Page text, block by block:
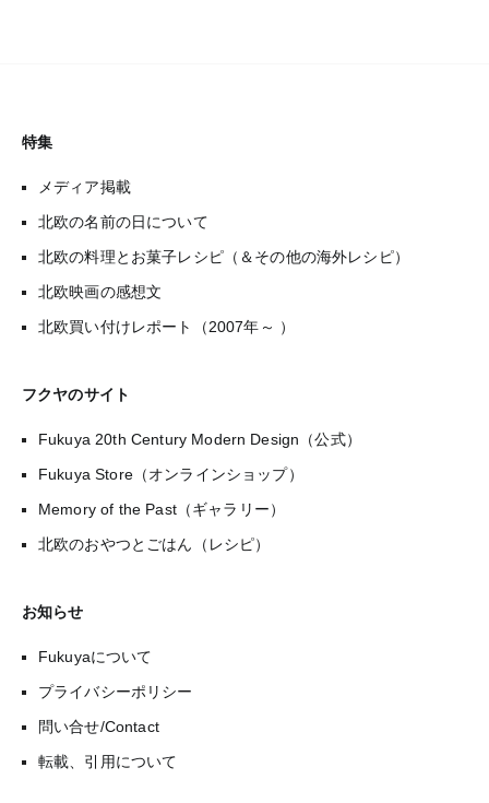
特集
メディア掲載
北欧の名前の日について
北欧の料理とお菓子レシピ（＆その他の海外レシピ）
北欧映画の感想文
北欧買い付けレポート（2007年～ ）
フクヤのサイト
Fukuya 20th Century Modern Design（公式）
Fukuya Store（オンラインショップ）
Memory of the Past（ギャラリー）
北欧のおやつとごはん（レシピ）
お知らせ
Fukuyaについて
プライバシーポリシー
問い合せ/Contact
転載、引用について